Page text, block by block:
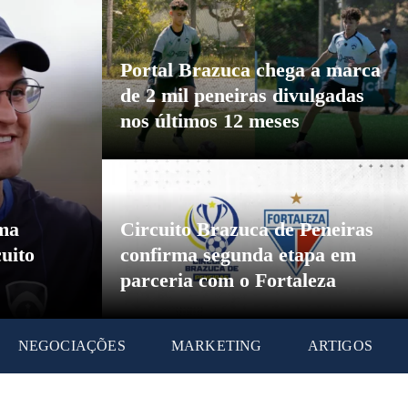
Portal Brazuca chega a marca
de 2 mil peneiras divulgadas
nos últimos 12 meses
Circuito Brazuca de Peneiras
confirma segunda etapa em
parceria com o Fortaleza
NEGOCIAÇÕES MARKETING ARTIGOS